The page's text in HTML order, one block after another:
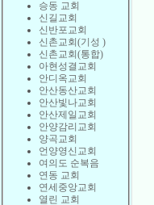
승동 교회
신길교회
신반포교회
신촌교회(기성 )
신촌교회(통합)
아현성결교회
안디옥교회
안산동산교회
안산빛나교회
안산제일교회
안양감리교회
양곡교회
언양영신교회
여의도 순복음
연동 교회
연세중앙교회
열린 교회